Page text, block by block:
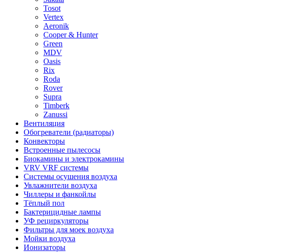
Tosot
Vertex
Aeronik
Cooper & Hunter
Green
MDV
Oasis
Rix
Roda
Rover
Supra
Timberk
Zanussi
Вентиляция
Обогреватели (радиаторы)
Конвекторы
Встроенные пылесосы
Биокамины и электрокамины
VRV VRF системы
Системы осушения воздуха
Увлажнители воздуха
Чиллеры и фанкойлы
Тёплый пол
Бактерицидные лампы
УФ рециркуляторы
Фильтры для моек воздуха
Мойки воздуха
Ионизаторы